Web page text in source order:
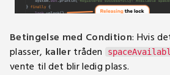
Betingelse med Condition: Hvis
plasser, kallertråden
vente til det blir ledig plass.